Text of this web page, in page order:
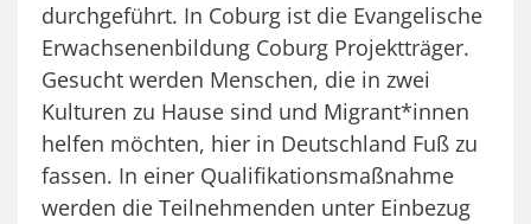
durchgeführt. In Coburg ist die Evangelische
Erwachsenenbildung Coburg Projektträger.
Gesucht werden Menschen, die in zwei
Kulturen zu Hause sind und Migrant*innen
helfen möchten, hier in Deutschland Fuß zu
fassen. In einer Qualifikationsmaßnahme
werden die Teilnehmenden unter Einbezug